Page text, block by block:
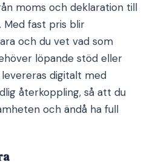
moms och deklaration till
Med fast pris blir
och du vet vad som
löpande stöd eller
digitalt med
återkoppling, så att du
och ändå ha full